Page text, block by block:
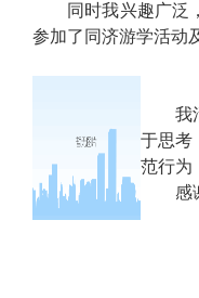
同时我兴趣广泛
参加了同济游学活动
我
于思考
范行为
感